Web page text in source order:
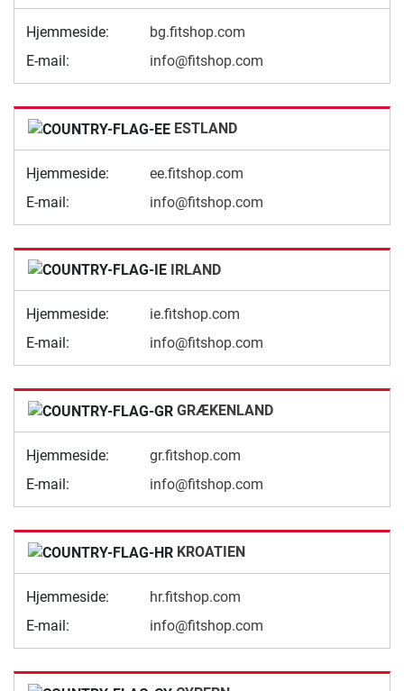
Hjemmeside:
bg.fitshop.com
E-mail:
info@fitshop.com
ESTLAND
Hjemmeside:
ee.fitshop.com
E-mail:
info@fitshop.com
IRLAND
Hjemmeside:
ie.fitshop.com
E-mail:
info@fitshop.com
GRÆKENLAND
Hjemmeside:
gr.fitshop.com
E-mail:
info@fitshop.com
KROATIEN
Hjemmeside:
hr.fitshop.com
E-mail:
info@fitshop.com